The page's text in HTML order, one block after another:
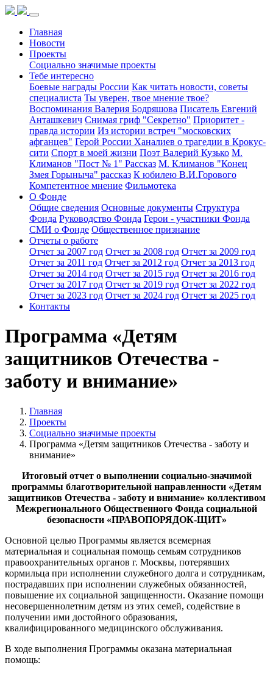
Главная
Новости
Проекты
Социально значимые проекты
Тебе интересно
Боевые награды России Как читать новости, советы
специалиста Ты уверен, твое мнение твое?
Воспоминания Валерия Бодряшова Писатель Евгений
Анташкевич Снимая гриф "Секретно" Приоритет -
правда истории Из истории встреч "московских
афганцев" Герой России Ханалиев о трагедии в Крокус-
сити Спорт в моей жизни Поэт Валерий Кузько М.
Климанов "Пост № 1" Рассказ М. Климанов "Конец
Змея Горыныча" рассказ К юбилею В.И.Горового
Компетентное мнение Фильмотека
О Фонде
Общие сведения Основные документы Структура
Фонда Руководство Фонда Герои - участники Фонда
СМИ о Фонде Общественное признание
Отчеты о работе
Отчет за 2007 год Отчет за 2008 год Отчет за 2009 год
Отчет за 2011 год Отчет за 2012 год Отчет за 2013 год
Отчет за 2014 год Отчет за 2015 год Отчет за 2016 год
Отчет за 2017 год Отчет за 2019 год Отчет за 2022 год
Отчет за 2023 год Отчет за 2024 год Отчет за 2025 год
Контакты
Программа «Детям
защитников Отечества -
заботу и внимание»
Главная
Проекты
Социально значимые проекты
Программа «Детям защитников Отечества - заботу и
внимание»
Итоговый отчет о выполнении социально-значимой
программы благотворительной направленности «Детям
защитников Отечества - заботу и внимание» коллективом
Межрегионального Общественного Фонда социальной
безопасности «ПРАВОПОРЯДОК-ЩИТ»
Основной целью Программы является всемерная
материальная и социальная помощь семьям сотрудников
правоохранительных органов г. Москвы, потерявших
кормильца при исполнении служебного долга и сотрудникам,
пострадавших при исполнении служебных обязанностей,
повышение их социальной защищенности. Оказание помощи
несовершеннолетним детям из этих семей, содействие в
получении ими достойного образования,
квалифицированного медицинского обслуживания.
В ходе выполнения Программы оказана материальная
помощь: